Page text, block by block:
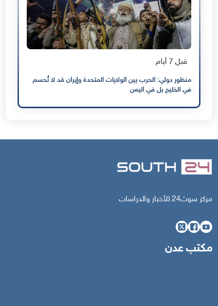
قبل 7 أيام
منظور دولي: الحرب بين الولايات المتحدة وإيران قد لا تُحسم
في الخليج بل في اليمن
مركز سوث24 للأخبار والدراسات
مكتب عدن